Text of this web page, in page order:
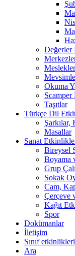
Değerler
Meslekler
Okuma
Taşıtlar
Türkçe Dil
Şarkılar,
Masallar
Sanat
Bireysel
Boyama
Grup
Sokak
Cam,
Çerçeve
Kağıt
Spor
Dokümanlar
İletişim
Sınıf
Ara